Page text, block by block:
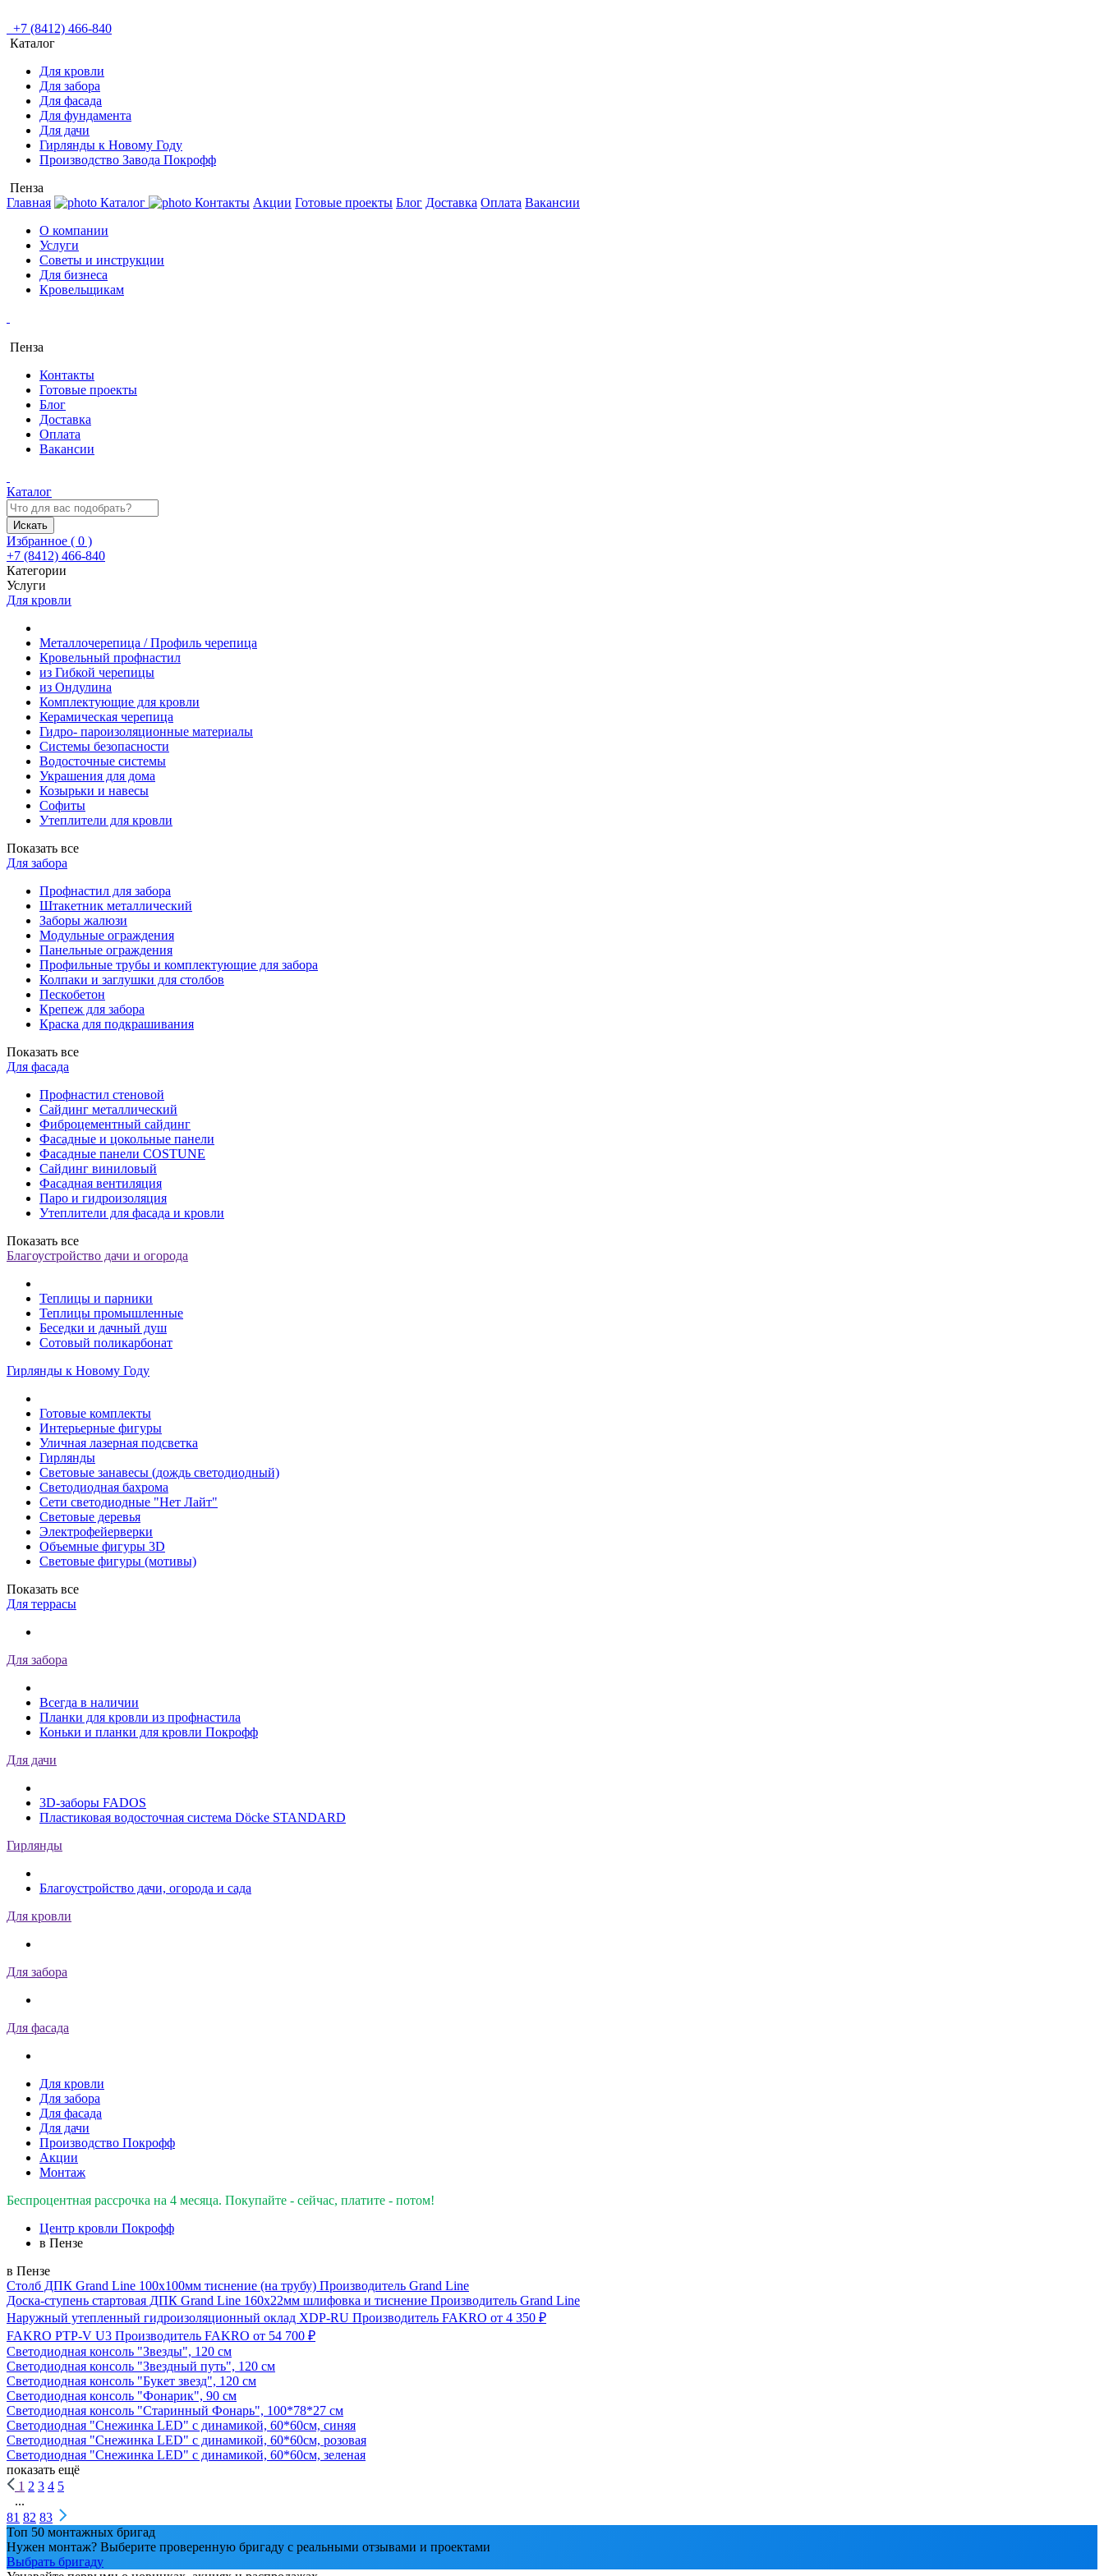
+7 (8412) 466-840
Каталог
Для кровли
Для забора
Для фасада
Для фундамента
Для дачи
Гирлянды к Новому Году
Производство Завода Покрофф
Пенза
Главная
Каталог Контакты Акции Готовые проекты Блог Доставка Оплата Вакансии
О компании
Услуги
Советы и инструкции
Для бизнеса
Кровельщикам
Пенза
Контакты
Готовые проекты
Блог
Доставка
Оплата
Вакансии
Каталог
Искать
Избранное ( 0 )
+7 (8412) 466-840
Категории
Услуги
Для кровли
Металлочерепица / Профиль черепица
Кровельный профнастил
из Гибкой черепицы
из Ондулина
Комплектующие для кровли
Керамическая черепица
Гидро- пароизоляционные материалы
Системы безопасности
Водосточные системы
Украшения для дома
Козырьки и навесы
Софиты
Утеплители для кровли
Показать все
Для забора
Профнастил для забора
Штакетник металлический
Заборы жалюзи
Модульные ограждения
Панельные ограждения
Профильные трубы и комплектующие для забора
Колпаки и заглушки для столбов
Пескобетон
Крепеж для забора
Краска для подкрашивания
Показать все
Для фасада
Профнастил стеновой
Сайдинг металлический
Фиброцементный сайдинг
Фасадные и цокольные панели
Фасадные панели COSTUNE
Сайдинг виниловый
Фасадная вентиляция
Паро и гидроизоляция
Утеплители для фасада и кровли
Показать все
Благоустройство дачи и огорода
Теплицы и парники
Теплицы промышленные
Беседки и дачный душ
Сотовый поликарбонат
Гирлянды к Новому Году
Готовые комплекты
Интерьерные фигуры
Уличная лазерная подсветка
Гирлянды
Световые занавесы (дождь светодиодный)
Светодиодная бахрома
Сети светодиодные "Нет Лайт"
Световые деревья
Электрофейерверки
Объемные фигуры 3D
Световые фигуры (мотивы)
Показать все
Для террасы
Для забора
Всегда в наличии
Планки для кровли из профнастила
Коньки и планки для кровли Покрофф
Для дачи
3D-заборы FADOS
Пластиковая водосточная система Döcke STANDARD
Гирлянды
Благоустройство дачи, огорода и сада
Для кровли
Для забора
Для фасада
Для кровли
Для забора
Для фасада
Для дачи
Производство Покрофф
Акции
Монтаж
Беспроцентная рассрочка на 4 месяца. Покупайте - сейчас, платите - потом!
Центр кровли Покрофф
в Пензе
в Пензе
Столб ДПК Grand Line 100х100мм тиснение (на трубу) Производитель Grand Line
Доска-ступень стартовая ДПК Grand Line 160х22мм шлифовка и тиснение Производитель Grand Line
Наружный утепленный гидроизоляционный оклад XDP-RU Производитель FAKRO от 4 350 ₽
FAKRO PTP-V U3 Производитель FAKRO от 54 700 ₽
Светодиодная консоль "Звезды", 120 см
Светодиодная консоль "Звездный путь", 120 см
Светодиодная консоль "Букет звезд", 120 см
Светодиодная консоль "Фонарик", 90 см
Светодиодная консоль "Старинный Фонарь", 100*78*27 см
Светодиодная "Снежинка LED" с динамикой, 60*60см, синяя
Светодиодная "Снежинка LED" с динамикой, 60*60см, розовая
Светодиодная "Снежинка LED" с динамикой, 60*60см, зеленая
показать ещё
1 2 3 4 5
...
81 82 83
Топ 50 монтажных бригад
Нужен монтаж? Выберите проверенную бригаду с реальными отзывами и проектами
Выбрать бригаду